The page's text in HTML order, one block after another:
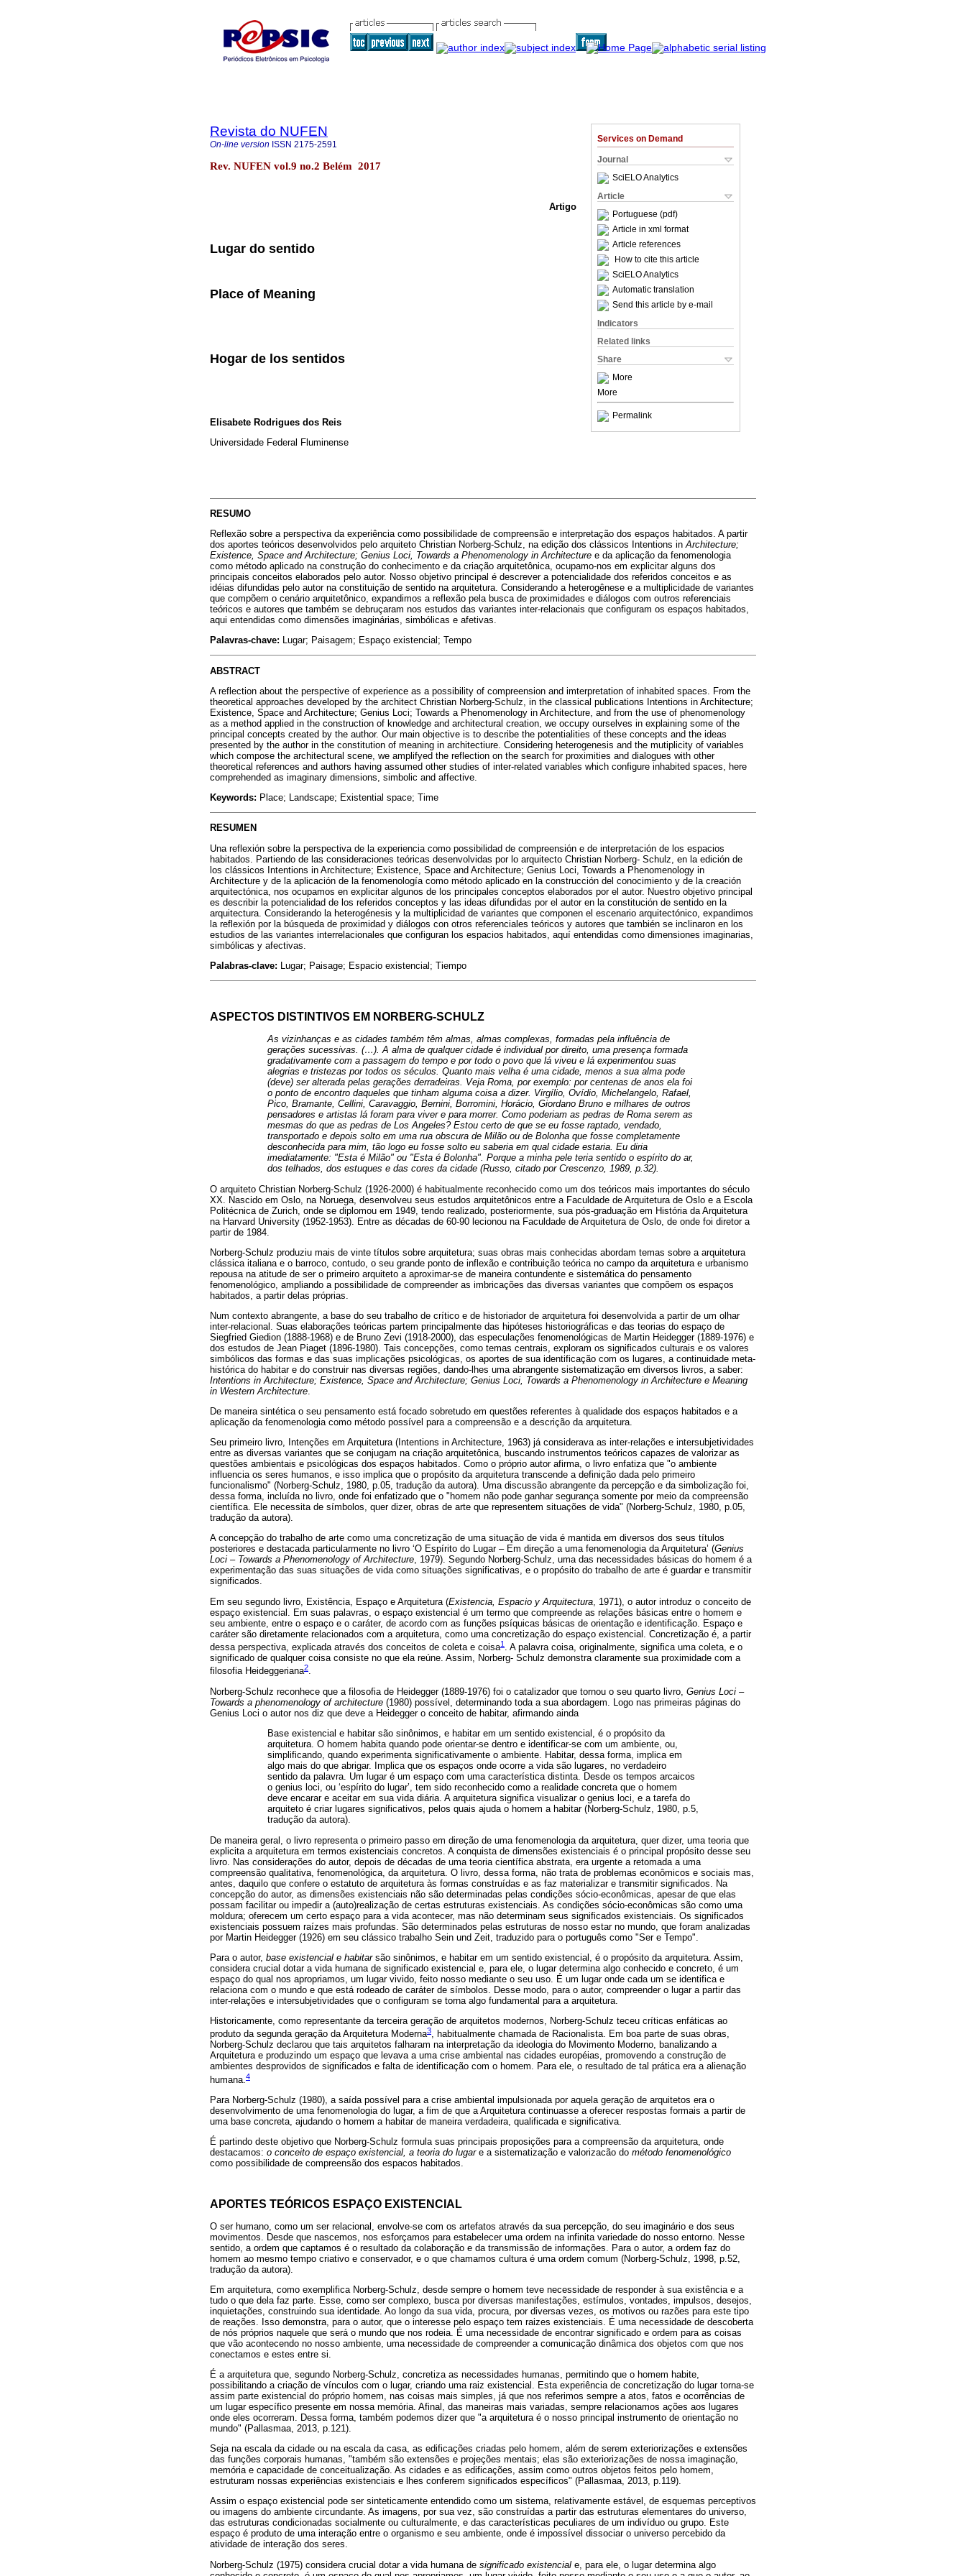
Services on Demand
Journal
SciELO Analytics
Article
Portuguese (pdf)
Article in xml format
Article references
How to cite this article
SciELO Analytics
Automatic translation
Send this article by e-mail
Indicators
Related links
Share
More
More
Permalink
Revista do NUFEN
On-line version ISSN 2175-2591
Rev. NUFEN vol.9 no.2 Belém 2017
Artigo
Lugar do sentido
Place of Meaning
Hogar de los sentidos
Elisabete Rodrigues dos Reis
Universidade Federal Fluminense
RESUMO
Reflexão sobre a perspectiva da experiência como possibilidade de compreensão e interpretação dos espaços habitados. A partir
dos aportes teóricos desenvolvidos pelo arquiteto Christian Norberg-Schulz, na edição dos clássicos Intentions in Architecture;
Existence, Space and Architecture; Genius Loci, Towards a Phenomenology in Architecture e da aplicação da fenomenologia
como método aplicado na construção do conhecimento e da criação arquitetônica, ocupamo-nos em explicitar alguns dos
principais conceitos elaborados pelo autor. Nosso objetivo principal é descrever a potencialidade dos referidos conceitos e as
idéias difundidas pelo autor na constituição de sentido na arquitetura. Considerando a heterogênese e a multiplicidade de variantes
que compõem o cenário arquitetônico, expandimos a reflexão pela busca de proximidades e diálogos com outros referenciais
teóricos e autores que também se debruçaram nos estudos das variantes inter-relacionais que configuram os espaços habitados,
aqui entendidas como dimensões imaginárias, simbólicas e afetivas.
Palavras-chave: Lugar; Paisagem; Espaço existencial; Tempo
ABSTRACT
A reflection about the perspective of experience as a possibility of compreension and imterpretation of inhabited spaces. From the
theoretical approaches developed by the architect Christian Norberg-Schulz, in the classical publications Intentions in Architecture;
Existence, Space and Architecture; Genius Loci; Towards a Phenomenology in Architecture, and from the use of phenomenology
as a method applied in the construction of knowledge and architectural creation, we occupy ourselves in explaining some of the
principal concepts created by the author. Our main objective is to describe the potentialities of these concepts and the ideas
presented by the author in the constitution of meaning in architectiure. Considering heterogenesis and the mutiplicity of variables
which compose the architectural scene, we amplifyed the reflection on the search for proximities and dialogues with other
theoretical references and authors having assumed other studies of inter-related variables which configure inhabited spaces, here
comprehended as imaginary dimensions, simbolic and affective.
Keywords: Place; Landscape; Existential space; Time
RESUMEN
Una reflexión sobre la perspectiva de la experiencia como possibilidad de compreensión e de interpretación de los espacios
habitados. Partiendo de las consideraciones teóricas desenvolvidas por lo arquitecto Christian Norberg- Schulz, en la edición de
los clássicos Intentions in Architecture; Existence, Space and Architecture; Genius Loci, Towards a Phenomenology in
Architecture y de la aplicación de la fenomenología como método aplicado en la construcción del conocimiento y de la creación
arquitectónica, nos ocupamos en explicitar algunos de los principales conceptos elaborados por el autor. Nuestro objetivo principal
es describir la potencialidad de los referidos conceptos y las ideas difundidas por el autor en la constitución de sentido en la
arquitectura. Considerando la heterogénesis y la multiplicidad de variantes que componen el escenario arquitectónico, expandimos
la reflexión por la búsqueda de proximidad y diálogos con otros referenciales teóricos y autores que también se inclinaron en los
estudios de las variantes interrelacionales que configuran los espacios habitados, aquí entendidas como dimensiones imaginarias,
simbólicas y afectivas.
Palabras-clave: Lugar; Paisage; Espacio existencial; Tiempo
ASPECTOS DISTINTIVOS EM NORBERG-SCHULZ
As vizinhanças e as cidades também têm almas, almas complexas, formadas pela influência de
gerações sucessivas. (…). A alma de qualquer cidade é individual por direito, uma presença formada
gradativamente com a passagem do tempo e por todo o povo que lá viveu e lá experimentou suas
alegrias e tristezas por todos os séculos. Quanto mais velha é uma cidade, menos a sua alma pode
(deve) ser alterada pelas gerações derradeiras. Veja Roma, por exemplo: por centenas de anos ela foi
o ponto de encontro daqueles que tinham alguma coisa a dizer. Virgílio, Ovídio, Michelangelo, Rafael,
Pico, Bramante, Cellini, Caravaggio, Bernini, Borromini, Horácio, Giordano Bruno e milhares de outros
pensadores e artistas lá foram para viver e para morrer. Como poderiam as pedras de Roma serem as
mesmas do que as pedras de Los Angeles? Estou certo de que se eu fosse raptado, vendado,
transportado e depois solto em uma rua obscura de Milão ou de Bolonha que fosse completamente
desconhecida para mim, tão logo eu fosse solto eu saberia em qual cidade estaria. Eu diria
imediatamente: "Esta é Milão" ou "Esta é Bolonha". Porque a minha pele teria sentido o espírito do ar,
dos telhados, dos estuques e das cores da cidade (Russo, citado por Crescenzo, 1989, p.32).
O arquiteto Christian Norberg-Schulz (1926-2000) é habitualmente reconhecido como um dos teóricos mais importantes do século
XX. Nascido em Oslo, na Noruega, desenvolveu seus estudos arquitetônicos entre a Faculdade de Arquitetura de Oslo e a Escola
Politécnica de Zurich, onde se diplomou em 1949, tendo realizado, posteriormente, sua pós-graduação em História da Arquitetura
na Harvard University (1952-1953). Entre as décadas de 60-90 lecionou na Faculdade de Arquitetura de Oslo, de onde foi diretor a
partir de 1984.
Norberg-Schulz produziu mais de vinte títulos sobre arquitetura; suas obras mais conhecidas abordam temas sobre a arquitetura
clássica italiana e o barroco, contudo, o seu grande ponto de inflexão e contribuição teórica no campo da arquitetura e urbanismo
repousa na atitude de ser o primeiro arquiteto a aproximar-se de maneira contundente e sistemática do pensamento
fenomenológico, ampliando a possibilidade de compreender as imbricações das diversas variantes que compõem os espaços
habitados, a partir delas próprias.
Num contexto abrangente, a base do seu trabalho de crítico e de historiador de arquitetura foi desenvolvida a partir de um olhar
inter-relacional. Suas elaborações teóricas partem principalmente das hipóteses historiográficas e das teorias do espaço de
Siegfried Giedion (1888-1968) e de Bruno Zevi (1918-2000), das especulações fenomenológicas de Martin Heidegger (1889-1976) e
dos estudos de Jean Piaget (1896-1980). Tais concepções, como temas centrais, exploram os significados culturais e os valores
simbólicos das formas e das suas implicações psicológicas, os aportes de sua identificação com os lugares, a continuidade meta-
histórica do habitar e do construir nas diversas regiões, dando-lhes uma abrangente sistematização em diversos livros, a saber:
Intentions in Architecture; Existence, Space and Architecture; Genius Loci, Towards a Phenomenology in Architecture e Meaning
in Western Architecture
De maneira sintética o seu pensamento está focado sobretudo em questões referentes à qualidade dos espaços habitados e a
aplicação da fenomenologia como método possível para a compreensão e a descrição da arquitetura.
Seu primeiro livro, Intenções em Arquitetura (Intentions in Architecture, 1963) já considerava as inter-relações e intersubjetividades
entre as diversas variantes que se conjugam na criação arquitetônica, buscando instrumentos teóricos capazes de valorizar as
questões ambientais e psicológicas dos espaços habitados. Como o próprio autor afirma, o livro enfatiza que "o ambiente
influencia os seres humanos, e isso implica que o propósito da arquitetura transcende a definição dada pelo primeiro
funcionalismo" (Norberg-Schulz, 1980, p.05, tradução da autora). Uma discussão abrangente da percepção e da simbolização foi,
dessa forma, incluída no livro, onde foi enfatizado que o "homem não pode ganhar segurança somente por meio da compreensão
científica. Ele necessita de símbolos, quer dizer, obras de arte que representem situações de vida" (Norberg-Schulz, 1980, p.05,
tradução da autora).
A concepção do trabalho de arte como uma concretização de uma situação de vida é mantida em diversos dos seus títulos
posteriores e destacada particularmente no livro ‘O Espírito do Lugar – Em direção a uma fenomenologia da Arquitetura’ (Genius
Loci – Towards a Phenomenology of Architecture, 1979). Segundo Norberg-Schulz, uma das necessidades básicas do homem é a
experimentação das suas situações de vida como situações significativas, e o propósito do trabalho de arte é guardar e transmitir
significados.
Em seu segundo livro, Existência, Espaço e Arquitetura (Existencia, Espacio y Arquitectura , 1971), o autor introduz o conceito de
espaço existencial. Em suas palavras, o espaço existencial é um termo que compreende as relações básicas entre o homem e
seu ambiente, entre o espaço e o caráter, de acordo com as funções psíquicas básicas de orientação e identificação. Espaço e
caráter são diretamente relacionados com a arquitetura, como uma concretização do espaço existencial. Concretização é, a partir
dessa perspectiva, explicada através dos conceitos de coleta e coisa1
. A palavra coisa, originalmente, significa uma coleta, e o
significado de qualquer coisa consiste no que ela reúne. Assim, Norberg- Schulz demonstra claramente sua proximidade com a
filosofia Heideggeriana2.
Norberg-Schulz reconhece que a filosofia de Heidegger (1889-1976) foi o catalizador que tornou o seu quarto livro, Genius Loci –
Towards a phenomenology of architecture (1980) possível, determinando toda a sua abordagem. Logo nas primeiras páginas do
Genius Loci o autor nos diz que deve a Heidegger o conceito de habitar, afirmando ainda
Base existencial e habitar são sinônimos, e habitar em um sentido existencial, é o propósito da
arquitetura. O homem habita quando pode orientar-se dentro e identificar-se com um ambiente, ou,
simplificando, quando experimenta significativamente o ambiente. Habitar, dessa forma, implica em
algo mais do que abrigar. Implica que os espaços onde ocorre a vida são lugares, no verdadeiro
sentido da palavra. Um lugar é um espaço com uma característica distinta. Desde os tempos arcaicos
o genius loci, ou ‘espírito do lugar’, tem sido reconhecido como a realidade concreta que o homem
deve encarar e aceitar em sua vida diária. A arquitetura significa visualizar o genius loci, e a tarefa do
arquiteto é criar lugares significativos, pelos quais ajuda o homem a habitar (Norberg-Schulz, 1980, p.5,
tradução da autora).
De maneira geral, o livro representa o primeiro passo em direção de uma fenomenologia da arquitetura, quer dizer, uma teoria que
explicita a arquitetura em termos existenciais concretos. A conquista de dimensões existenciais é o principal propósito desse seu
livro. Nas considerações do autor, depois de décadas de uma teoria científica abstrata, era urgente a retomada a uma
compreensão qualitativa, fenomenológica, da arquitetura. O livro, dessa forma, não trata de problemas econômicos e sociais mas,
antes, daquilo que confere o estatuto de arquitetura às formas construídas e as faz materializar e transmitir significados. Na
concepção do autor, as dimensões existenciais não são determinadas pelas condições sócio-econômicas, apesar de que elas
possam facilitar ou impedir a (auto)realização de certas estruturas existenciais. As condições sócio-econômicas são como uma
moldura; oferecem um certo espaço para a vida acontecer, mas não determinam seus significados existenciais. Os significados
existenciais possuem raízes mais profundas. São determinados pelas estruturas de nosso estar no mundo, que foram analizadas
por Martin Heidegger (1926) em seu clássico trabalho Sein und Zeit, traduzido para o português como "Ser e Tempo".
Para o autor, base existencial e habitarsão sinônimos, e habitar em um sentido existencial, é o propósito da arquitetura. Assim,
considera crucial dotar a vida humana de significado existencial e, para ele, o lugar determina algo conhecido e concreto, é um
espaço do qual nos apropriamos, um lugar vivido, feito nosso mediante o seu uso. É um lugar onde cada um se identifica e
relaciona com o mundo e que está rodeado de caráter de símbolos. Desse modo, para o autor, compreender o lugar a partir das
inter-relações e intersubjetividades que o configuram se torna algo fundamental para a arquitetura.
Historicamente, como representante da terceira geração de arquitetos modernos, Norberg-Schulz teceu críticas enfáticas ao
produto da segunda geração da Arquitetura Moderna3, habitualmente chamada de Racionalista. Em boa parte de suas obras,
Norberg-Schulz declarou que tais arquitetos falharam na interpretação da ideologia do Movimento Moderno, banalizando a
Arquitetura e produzindo um espaço que levava a uma crise ambiental nas cidades européias, promovendo a construção de
ambientes desprovidos de significados e falta de identificação com o homem. Para ele, o resultado de tal prática era a alienação
humana. 4
Para Norberg-Schulz (1980), a saída possível para a crise ambiental impulsionada por aquela geração de arquitetos era o
desenvolvimento de uma fenomenologia do lugar, a fim de que a Arquitetura continuasse a oferecer respostas formais a partir de
uma base concreta, ajudando o homem a habitar de maneira verdadeira, qualificada e significativa.
É partindo deste objetivo que Norberg-Schulz formula suas principais proposições para a compreensão da arquitetura, onde
destacamos: o conceito de espaço existencial, a teoria do lugar e a sistematização e valorizacão do método fenomenológico
como possibilidade de compreensão dos espacos habitados.
APORTES TEÓRICOS ESPAÇO EXISTENCIAL
O ser humano, como um ser relacional, envolve-se com os artefatos através da sua percepção, do seu imaginário e dos seus
movimentos. Desde que nascemos, nos esforçamos para estabelecer uma ordem na infinita variedade do nosso entorno. Nesse
sentido, a ordem que captamos é o resultado da colaboração e da transmissão de informações. Para o autor, a ordem faz do
homem ao mesmo tempo criativo e conservador, e o que chamamos cultura é uma ordem comum (Norberg-Schulz, 1998, p.52,
tradução da autora).
Em arquitetura, como exemplifica Norberg-Schulz, desde sempre o homem teve necessidade de responder à sua existência e a
tudo o que dela faz parte. Esse, como ser complexo, busca por diversas manifestações, estímulos, vontades, impulsos, desejos,
inquietações, construindo sua identidade. Ao longo da sua vida, procura, por diversas vezes, os motivos ou razões para este tipo
de reações. Isso demonstra, para o autor, que o interesse pelo espaço tem raizes existenciais. É uma necessidade de descoberta
de nós próprios naquele que será o mundo que nos rodeia. É uma necessidade de encontrar significado e ordem para as coisas
que vão acontecendo no nosso ambiente, uma necessidade de compreender a comunicação dinâmica dos objetos com que nos
conectamos e estes entre si.
É a arquitetura que, segundo Norberg-Schulz, concretiza as necessidades humanas, permitindo que o homem habite,
possibilitando a criação de vínculos com o lugar, criando uma raiz existencial. Esta experiência de concretização do lugar torna-se
assim parte existencial do próprio homem, nas coisas mais simples, já que nos referimos sempre a atos, fatos e ocorrências de
um lugar específico presente em nossa memória. Afinal, das maneiras mais variadas, sempre relacionamos ações aos lugares
onde eles ocorreram. Dessa forma, também podemos dizer que "a arquitetura é o nosso principal instrumento de orientação no
mundo" (Pallasmaa, 2013, p.121).
Seja na escala da cidade ou na escala da casa, as edificações criadas pelo homem, além de serem exteriorizações e extensões
das funções corporais humanas, "também são extensões e projeções mentais; elas são exteriorizações de nossa imaginação,
memória e capacidade de conceitualização. As cidades e as edificações, assim como outros objetos feitos pelo homem,
estruturam nossas experiências existenciais e lhes conferem significados específicos" (Pallasmaa, 2013, p.119).
Assim o espaço existencial pode ser sinteticamente entendido como um sistema, relativamente estável, de esquemas perceptivos
ou imagens do ambiente circundante. As imagens, por sua vez, são construídas a partir das estruturas elementares do universo,
das estruturas condicionadas socialmente ou culturalmente, e das características peculiares de um indivíduo ou grupo. Este
espaço é produto de uma interação entre o organismo e seu ambiente, onde é impossível dissociar o universo percebido da
atividade de interação dos seres.
Norberg-Schulz (1975) considera crucial dotar a vida humana de significado existencial e, para ele, o lugar determina algo